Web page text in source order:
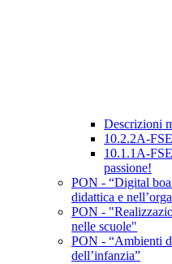
Descrizioni
10.2.2A-
10.1.1A-
passione!
PON - “Digital
didattica e
PON -
nelle scuole"
PON - “Ambienti
dell’infanzia”